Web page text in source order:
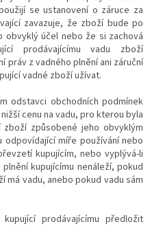
se ustanovení o záruce za
zavazuje, že zboží bude po
účel nebo že si zachová
prodávajícímu vadu zboží
práv z vadného plnění ani záruční
vadné zboží užívat.
odstavci obchodních podmínek
cenu na vadu, pro kterou byla
způsobené jeho obvyklým
míře používání nebo
kupujícím, nebo vyplývá-li
kupujícímu nenáleží, pokud
vadu, anebo pokud vadu sám
prodávajícímu předložit